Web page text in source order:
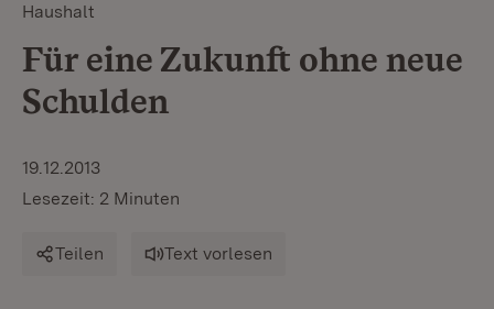
Haushalt
Für eine Zukunft ohne neue
Schulden
19.12.2013
Lesezeit: 2 Minuten
Teilen Text vorlesen